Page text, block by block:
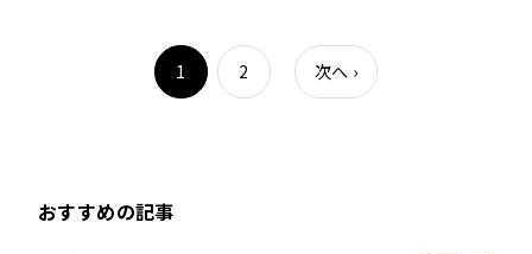
1 2 次へ ›
おすすめの記事